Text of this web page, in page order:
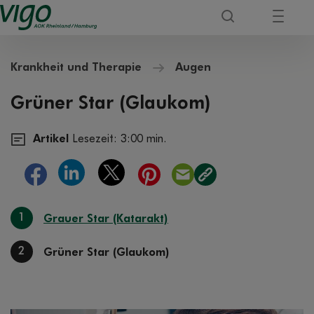
Krankheit und Therapie Augen
Grüner Star (Glaukom)
Artikel Lesezeit: 3:00 min.
Grauer Star (Katarakt)
2 Grüner Star (Glaukom)